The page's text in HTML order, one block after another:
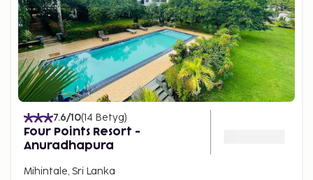
7.6/10(14 Betyg)
Four Points Resort -
Anuradhapura
Mihintale, Sri Lanka